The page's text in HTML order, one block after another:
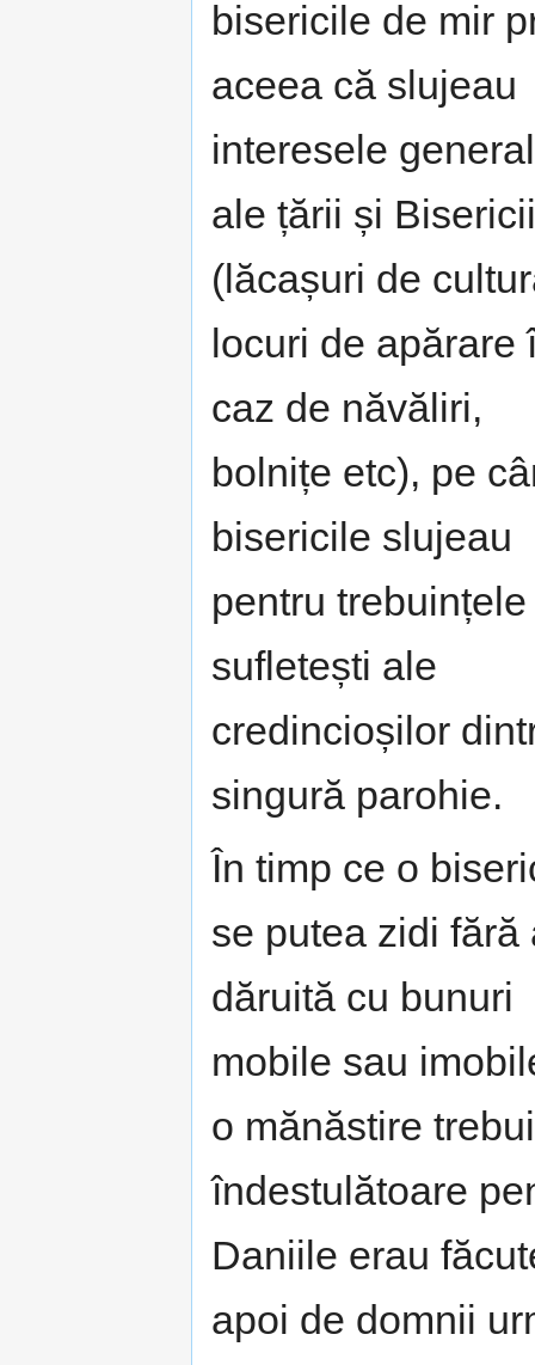
bisericile de mir
aceea că slujeau
interesele
ale țării și Bisericii
(lăcașuri de
locuri de apărare
caz de năvăliri,
bolnițe etc), pe
bisericile slujeau
pentru trebuințele
sufletești ale
credincioșilor
singură parohie.
În timp ce o
se putea zidi fără
dăruită cu bunuri
mobile sau
o mănăstire
îndestulătoare
Daniile erau
apoi de domnii